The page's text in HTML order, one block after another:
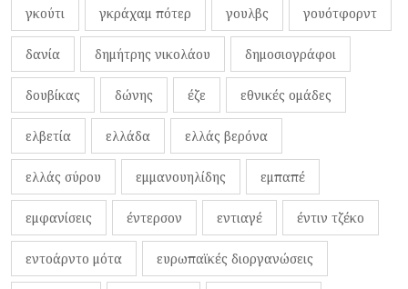
γκούτι γκράχαμ πότερ γουλβς γουότφορντ
δανία δημήτρης νικολάου δημοσιογράφοι
δουβίκας δώνης έζε εθνικές ομάδες
ελβετία ελλάδα ελλάς βερόνα
ελλάς σύρου εμμανουηλίδης εμπαπέ
εμφανίσεις έντερσον εντιαγέ έντιν τζέκο
εντοάρντο μότα ευρωπαϊκές διοργανώσεις